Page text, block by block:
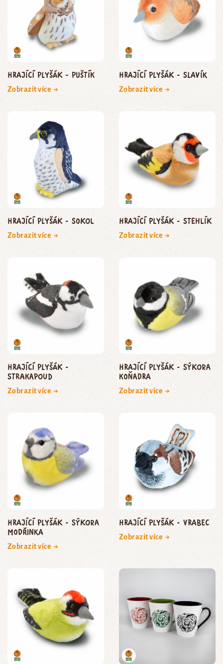
Hrající plyšák - puštík
Zobrazit více →
Hrající plyšák - slavík
Zobrazit více →
Hrající plyšák - sokol
Zobrazit více →
Hrající plyšák - stehlík
Zobrazit více →
Hrající plyšák -
strakapoud
Zobrazit více →
Hrající plyšák - sýkora
koňadra
Zobrazit více →
Hrající plyšák - sýkora
modřinka
Zobrazit více →
Hrající plyšák - vrabec
Zobrazit více →